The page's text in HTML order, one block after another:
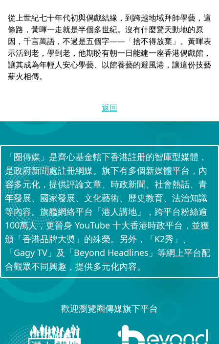
從上世紀七十年代初與偶戲結緣，到跨越地域拜師學藝，這
條路，黃暉一走就是半個多世紀。沒有什麼驚天動地的原
因，千言萬語，不過是五個字——「捨不得放棄」。黃暉表
示活到老，學到老，他期盼有朝一日能建一座香港偶戲館，
讓其成為年輕人安心學藝、以館養藝的避風港，讓這份技藝
薪火相傳。
返回
「圈傳媒」是齊心基金轄下香港註册的智庫型媒體，
是政府新聞處註冊網媒。旗下有多個新媒體平台，內
容多元化，提供評論文章、時政新聞、社會熱話、青
年發展、國家發展、文化藝術、歷史教育、法治知識
等內容。旗艦網絡平台「港人講地」，跨平台粉絲逾
100萬人，更晉身 YouTube 十大香港時政平台，並獲
頒「香港品牌大奬」的殊榮。另外，「K2秀」、
「Gagy TV」及「Beyond Headlines」等網上平台配
合觀眾不同興趣，提供多元化內容。
歡迎瀏覽圈傳媒旗下平台